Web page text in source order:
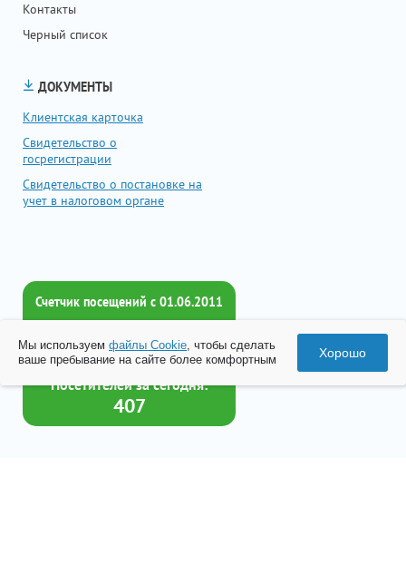
Контакты
Черный список
ДОКУМЕНТЫ
Клиентская карточка
Свидетельство о
госрегистрации
Свидетельство о постановке на
учет в налоговом органе
Счетчик посещений c 01.06.2011
Всего посетителей:
2018275
Посетителей за сегодня:
407
Мы используем файлы Cookie, чтобы сделать
ваше пребывание на сайте более комфортным
Хорошо